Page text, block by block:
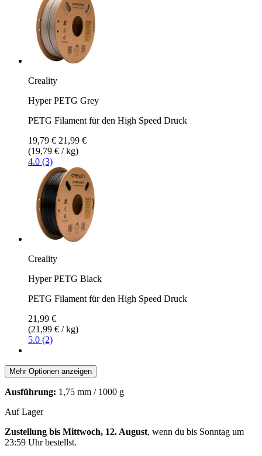
Creality
Hyper PETG Grey
PETG Filament für den High Speed Druck
19,79 € 21,99 €
(19,79 € / kg)
4.0 (3)
Creality
Hyper PETG Black
PETG Filament für den High Speed Druck
21,99 €
(21,99 € / kg)
5.0 (2)
Mehr Optionen anzeigen
Ausführung: 1,75 mm / 1000 g
Auf Lager
Zustellung bis Mittwoch, 12. August, wenn du bis Sonntag um
23:59 Uhrbestellst.